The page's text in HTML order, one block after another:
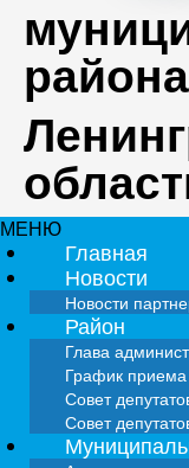
района
МЕНЮ
Главная
Новости
Новости
Район
Глава
График приема
Совет
Совет